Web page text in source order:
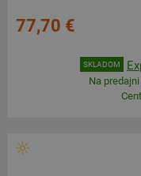
77,70 €
SKLADOM
Na